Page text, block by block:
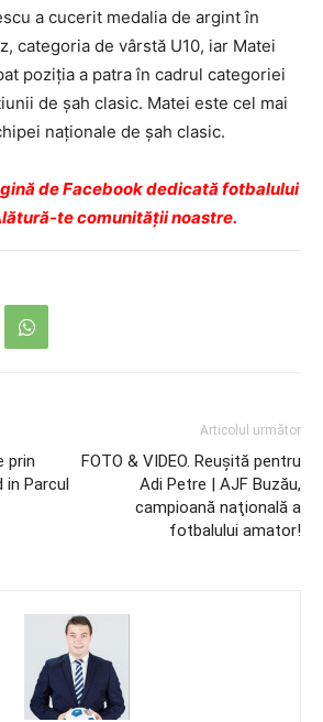
a cucerit medalia de argint în
categoria de vârstă U10, iar Matei
poziţia a patra în cadrul categoriei
de şah clasic. Matei este cel mai
naţionale de şah clasic.
de Facebook dedicată fotbalului
te comunității noastre.
prin
in Parcul
Articolul următor
FOTO & VIDEO. Reuşită pentru
Adi Petre | AJF Buzău,
campioană naţională a
fotbalului amator!